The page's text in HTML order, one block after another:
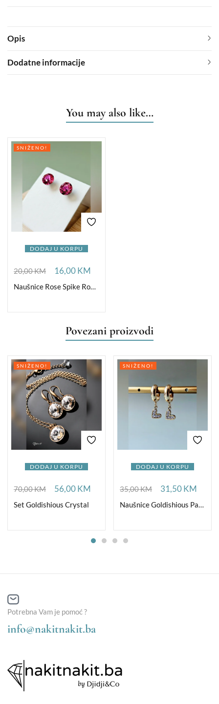
Opis
Dodatne informacije
You may also like…
DODAJ U KORPU
SNIŽENO!
20,00KM 16,00KM
Naušnice Rose Spike Round Medium
Povezani proizvodi
DODAJ U KORPU
SNIŽENO!
70,00KM 56,00KM
Set Goldishious Crystal
DODAJ U KORPU
SNIŽENO!
35,00KM 31,50KM
Naušnice Goldishious Pave Sweetheart
Potrebna Vam je pomoć ?
info@nakitnakit.ba